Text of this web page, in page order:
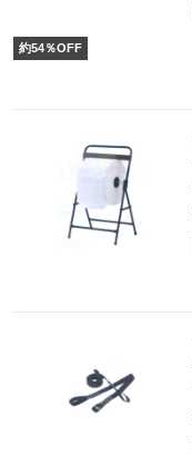
約54％OFF